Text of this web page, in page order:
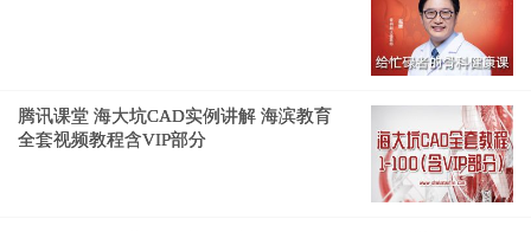
腾讯课堂 海大坑CAD实例讲解 海滨教育
全套视频教程含VIP部分